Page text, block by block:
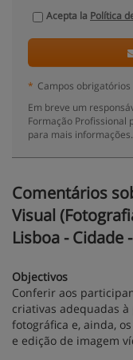
Acepta la Política
* Campos obrigatórios
Em breve um
Formação Profissional
para mais informações.
Comentários
Visual
Lisboa - Cidade
Objectivos
Conferir aos
criativas adequadas
fotográfica e, ainda,
e edição de imagem